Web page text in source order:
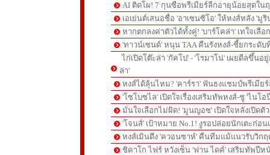
AI ติดโผ! 7 กุนซือพรีเมียร์ลีกอายุน้อยสุดใน
เอเย่นต์เสนอชื่อ 'อาเซนซิโอ' ให้หงส์หลัง 'มู
หากตกลงค่าตัวได้ทั้งคู่! 'บาร์โคล่า' เทใจเลือ
'ทาวน์เซนด์' หนุน TAA คืนรังหงส์-ชี้ยกระดั
ไก่เปิดโต๊ะล่า 'กัคโป' - 'โรมาโน่' เผยดีลขึ้นอ
ล่า'
หงส์ได้ลุ้นไหม? 'คาร์รา' ฟันธงแชมป์พรีเมีย
'โซโบซไล' เปิดใจเรื่องเสริมทัพหงส์-ชู 'ไนโ
มั่นใจเลือกไม่ผิด! 'มูนญอซ' เปิดใจหลังเปิดตั
'โจนส์' เป้าหมาย No.1! งูรอปล่อยนักเตะก่อ
หงส์เมินดึง 'ควอนซาห์' คืนทีมแม้แนวรับวิก
ชิคาโก ไฟร์ หวังเซ็น 'ฟาน ไดค์' เสริมทัพปีห